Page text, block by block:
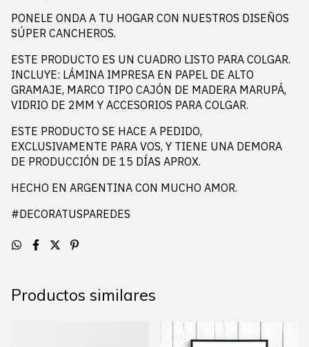
PONELE ONDA A TU HOGAR CON NUESTROS DISEÑOS
SÚPER CANCHEROS.
ESTE PRODUCTO ES UN CUADRO LISTO PARA COLGAR.
INCLUYE: LÁMINA IMPRESA EN PAPEL DE ALTO
GRAMAJE, MARCO TIPO CAJÓN DE MADERA MARUPÁ,
VIDRIO DE 2MM Y ACCESORIOS PARA COLGAR.
ESTE PRODUCTO SE HACE A PEDIDO,
EXCLUSIVAMENTE PARA VOS, Y TIENE UNA DEMORA
DE PRODUCCIÓN DE 15 DÍAS APROX.
HECHO EN ARGENTINA CON MUCHO AMOR.
#DECORATUSPAREDES
Productos similares